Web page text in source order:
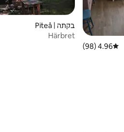
דירוג ממוצע של 4.96 מתוך 5, 98 ביקורות
4.96 (98)
בקתה | Piteå
Härbret